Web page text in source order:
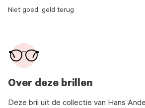
Over deze brillen
Deze bril uit de collectie van Hans
Niet goed, geld terug